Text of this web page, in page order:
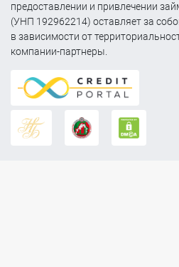
предоставлении и привлечении
(УНП 192962214) оставляет за
в зависимости от
компании-партнеры.